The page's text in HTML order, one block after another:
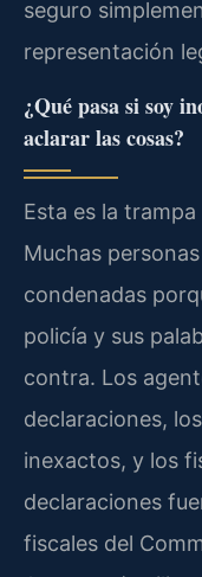
seguro
representación
¿Qué pasa si soy
aclarar las cosas?
Esta es la
Muchas
condenadas
policía y sus
contra. Los
declaraciones,
inexactos, y los
declaraciones
fiscales del